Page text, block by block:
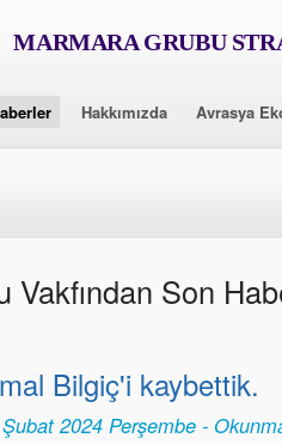
MARMARA GRUBU
Hakkımızda Avrasya
Vakfından Son
Bilgiç'i kaybettik.
2024 Perşembe -